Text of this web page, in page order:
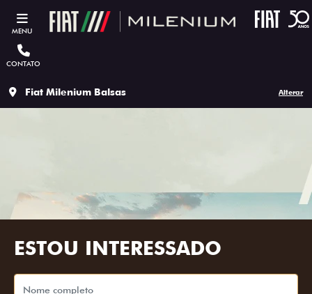
MENU
CONTATO
Fiat Milenium Balsas Alterar
ESTOU INTERESSADO